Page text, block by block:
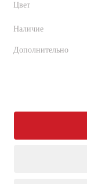
Цвет
Наличие
Дополнительно